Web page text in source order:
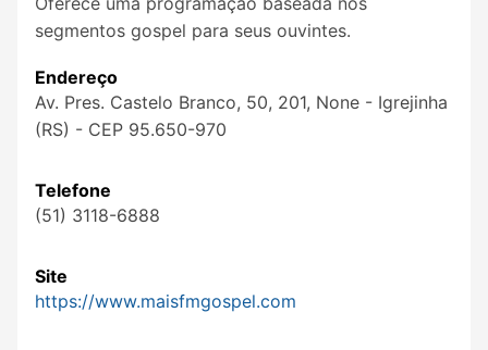
segmentos gospel para seus ouvintes.
Endereço
Av. Pres. Castelo Branco, 50, 201, None - Igrejinha
(RS) - CEP 95.650-970
Telefone
(51) 3118-6888
Site
https://www.maisfmgospel.com